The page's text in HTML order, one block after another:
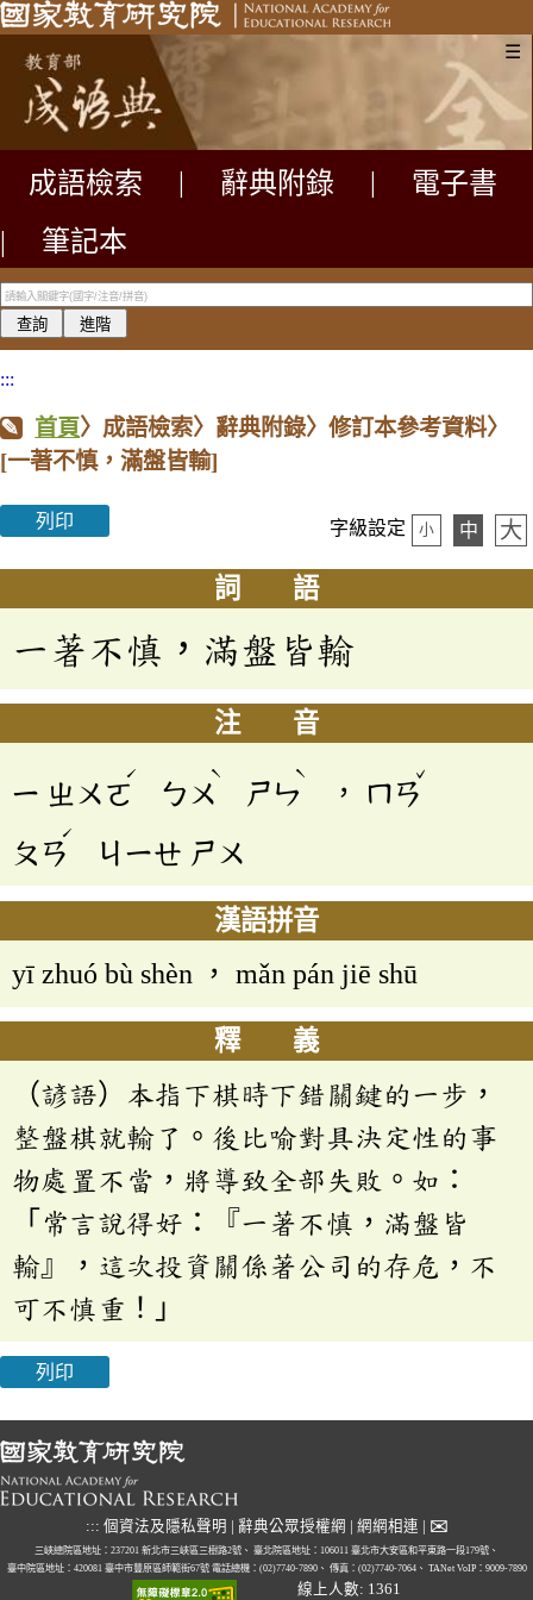
☰
成語檢索 辭典附錄
電子書
|
筆記本
:::
首頁〉成語檢索〉辭典附錄〉修訂本參考資料〉
[一著不慎，滿盤皆輸]
列印 字級設定 小 中 大
詞 語
一著不慎，滿盤皆輸
注 音
ㄧ ㄓㄨㄛ
ˊ
ㄅㄨ
ˋ
ㄕㄣ
ˋ
， ㄇㄢ
ˇ
ㄆㄢ
ˊ
ㄐㄧㄝ ㄕㄨ
漢語拼音
yī zhuó bù shèn ， mǎn pán jiē shū
釋 義
（諺語）本指下棋時下錯關鍵的一步，
整盤棋就輸了。後比喻對具決定性的事
物處置不當，將導致全部失敗。如：
「常言說得好：『一著不慎，滿盤皆
輸』，這次投資關係著公司的存危，不
可不慎重！」
列印
::: 個資法及隱私聲明 辭典公眾授權網 網網相連 ✉
三峽總院區地址：237201 新北市三峽區三樹路2號、 臺北院區地址：106011 臺北市大安區和平東路一段179號、
臺中院區地址：420081 臺中市豐原區師範街67號 電話總機：(02)7740-7890、 傳真：(02)7740-7064、 TANet VoIP：9009-7890
線上人數: 1361